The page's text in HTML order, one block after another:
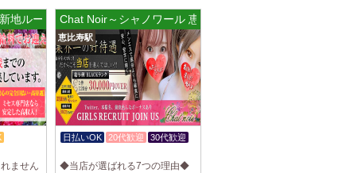
ルーム
なし 高額報酬が稼げるだけでなく、高待
備しております！ぜひご活用ください♪
東ルーム
なし 高額報酬が稼げるだけでなく、高待
備しております！ぜひご活用ください♪
地ルーム
ません
Chat Noir～シャノワール 恵比寿ルーム
恵比寿駅
日払いOK 20代歓迎
30代歓迎
◆当店が選ばれる7つの理由◆